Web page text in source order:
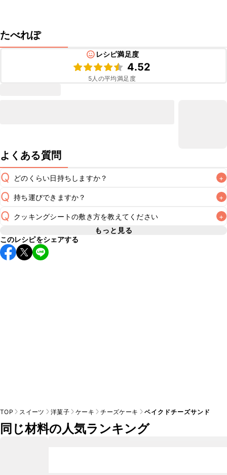
たべれぽ
レシピ満足度
4.52
5人の平均満足度
よくある質問
Q どのくらい日持ちしますか？ +
A 冷蔵で2~3日が目安です。なるべくお早めにお召し上がりく
Q 持ち運びできますか？ +
A
要冷蔵のスイーツのため長時間のお持ち運びには不向きです
が、保冷剤を添えていただけば短時間でのお持ち運びは可能
です。お持ち運びの際は保冷剤を添え、お持ち運び後はすぐ
Q クッキングシートの敷き方を教えてください +
A こちら
もっと見る
このレシピをシェアする
TOP スイーツ 洋菓子 ケーキ チーズケーキ ベイクドチーズサンド
同じ材料の人気ランキング